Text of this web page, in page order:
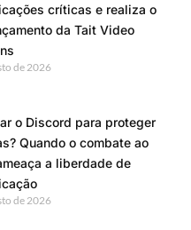
críticas e realiza o
da Tait Video
de 2026
o Discord para proteger
Quando o combate ao
a liberdade de
de 2026